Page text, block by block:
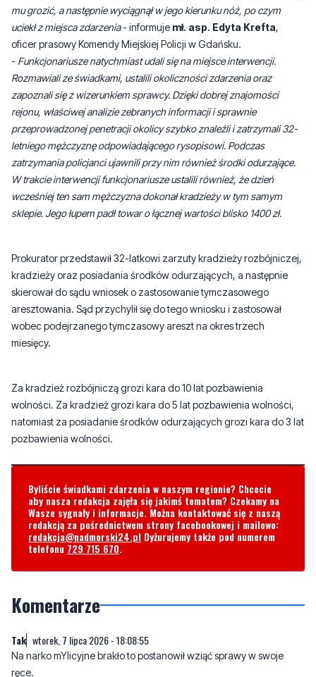
-Funkcjonariusze natychmiast udali się na miejsce interwencji.
Rozmawiali ze świadkami, ustalili okoliczności zdarzenia oraz
zapoznali się z wizerunkiem sprawcy. Dzięki dobrej znajomości
rejonu, właściwej analizie zebranych informacji i sprawnie
przeprowadzonej penetracji okolicy szybko znaleźli i zatrzymali 32-
letniego mężczyznę odpowiadającego rysopisowi. Podczas
zatrzymania policjanci ujawnili przy nim również środki odurzające.
W trakcie interwencji funkcjonariusze ustalili również, że dzień
wcześniej ten sam mężczyzna dokonał kradzieży w tym samym
sklepie. Jego łupem padł towar o łącznej wartości blisko 1400 zł.
Prokurator przedstawił 32-latkowi zarzuty kradzieży rozbójniczej,
aresztowania. Sąd przychylił się do tego wniosku i zastosował
wobec podejrzanego tymczasowy areszt na okres trzech
miesięcy.
Za kradzież rozbójniczą grozi kara do 10 lat pozbawienia
pozbawienia wolności.
Byliście świadkami zdarzenia w naszym regionie? Chcecie
Wasze sygnały i informacje. Można kontaktować się z naszą
redakcja@nadmorski24.plDyżurujemy także pod numerem
telefonu729 715 670.
Komentarze
Na narko mYlicyjne brakło to postanowił wziąć sprawy w swoje
0 2 Zgłoś komentarz Odpowiedz na komentarz